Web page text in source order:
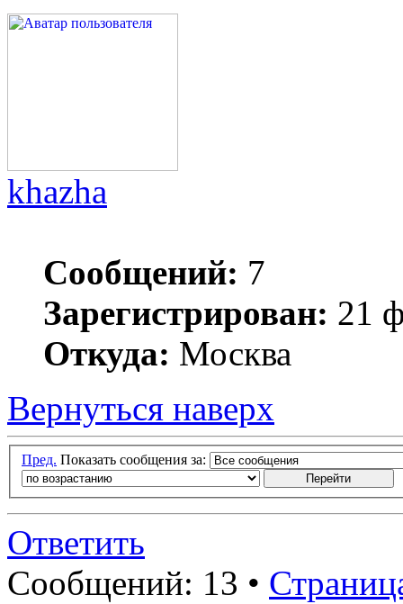
khazha
Сообщений: 7
Зарегистрирован: 21
Откуда: Москва
Вернуться наверх
Пред. Показать сообщения за:
Ответить
Сообщений: 13 •